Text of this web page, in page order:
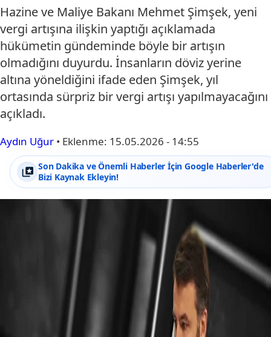
Hazine ve Maliye Bakanı Mehmet Şimşek, yeni
vergi artışına ilişkin yaptığı açıklamada
hükümetin gündeminde böyle bir artışın
olmadığını duyurdu. İnsanların döviz yerine
altına yöneldiğini ifade eden Şimşek, yıl
ortasında sürpriz bir vergi artışı yapılmayacağını
açıkladı.
Aydın Uğur • Eklenme: 15.05.2026 - 14:55
Son Dakika ve Önemli Haberler İçin Google Haberler'de
Bizi Kaynak Ekleyin!